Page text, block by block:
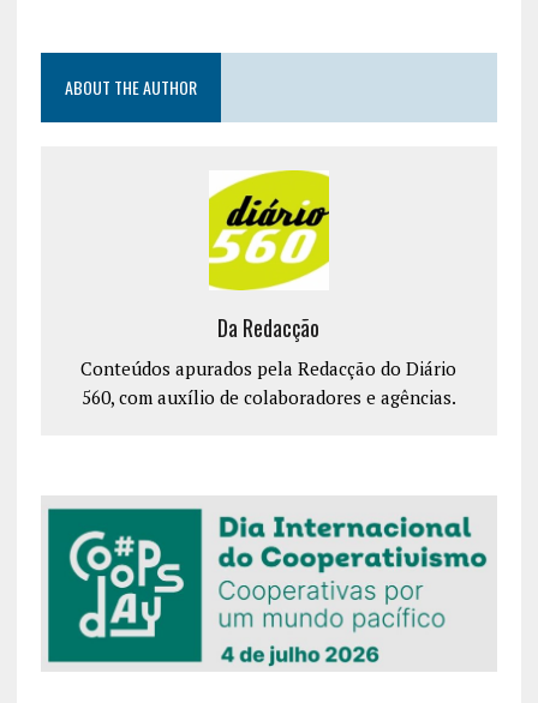
ABOUT THE AUTHOR
Da Redacção
Conteúdos apurados pela Redacção do Diário
560, com auxílio de colaboradores e agências.